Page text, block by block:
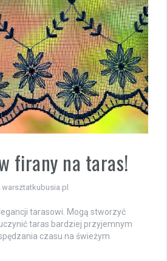
firany na taras!
warsztatkubusia.pl
tarasowi. Mogą stworzyć
taras bardziej przyjemnym
czasu na świeżym